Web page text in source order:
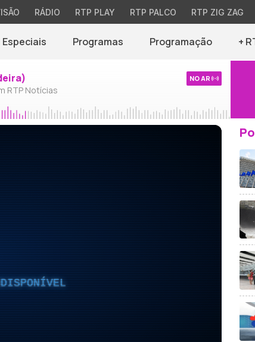
RÁDIO RTP PLAY RTP PALCO RTP ZIG ZAG
Especiais Programas Programação +
RTP Notícias
NO AR